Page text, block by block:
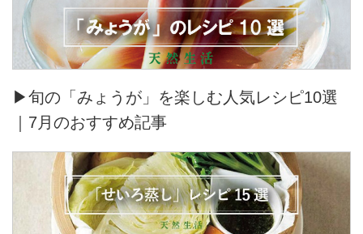
▶旬の「みょうが」を楽しむ人気レシピ10選
｜7月のおすすめ記事